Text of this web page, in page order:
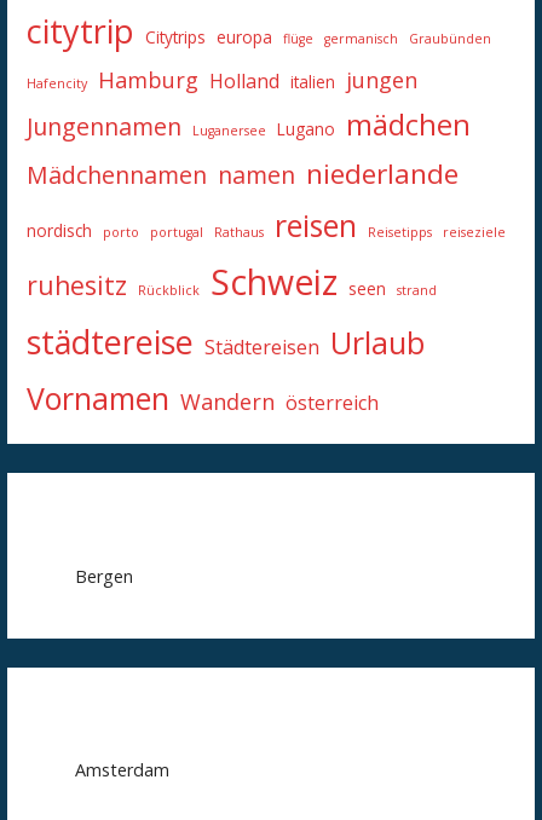
citytrip Citytrips europa flüge germanisch Graubünden
Hafencity Hamburg Holland italien jungen
Jungennamen Luganersee Lugano mädchen
Mädchennamen namen niederlande
nordisch porto portugal Rathaus reisen Reisetipps reiseziele
ruhesitz Rückblick Schweiz seen strand
städtereise Städtereisen Urlaub
Vornamen Wandern österreich
Bergen
Amsterdam